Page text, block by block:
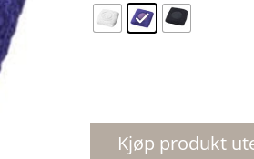
antallKjøp produkt